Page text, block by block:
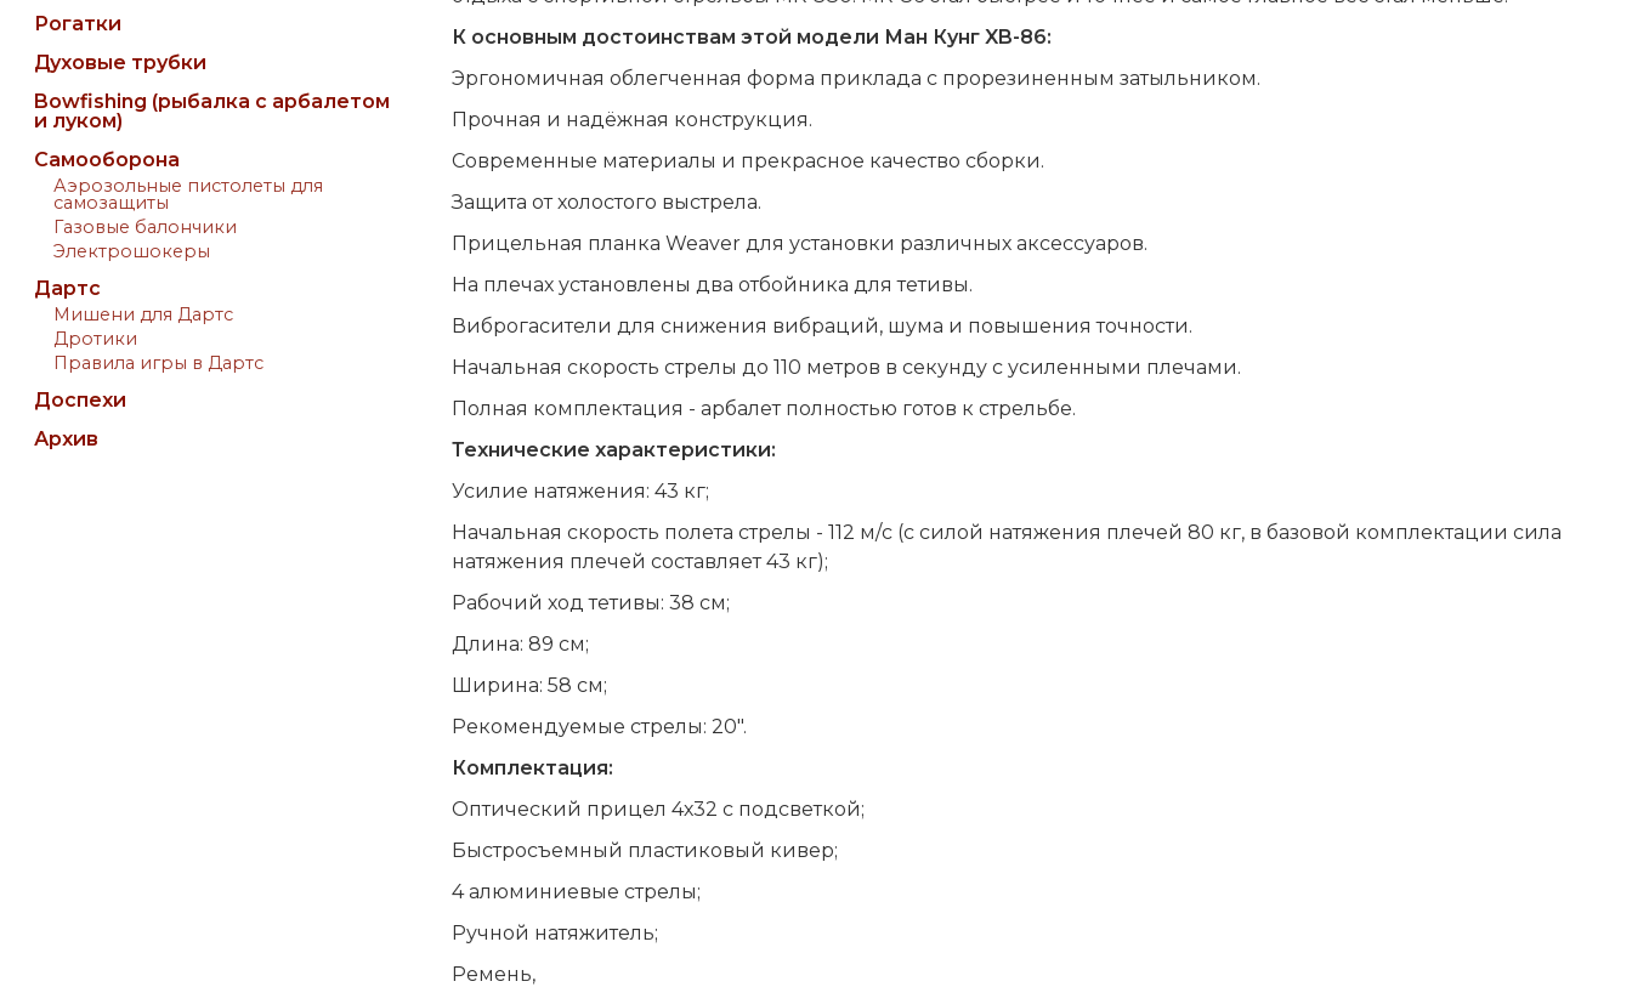
Рогатки
Духовые трубки
Bowfishing (рыбалка с арбалетом
и луком)
Самооборона
Аэрозольные пистолеты для
самозащиты
Газовые балончики
Электрошокеры
Дартс
Мишени для Дартс
Дротики
Правила игры в Дартс
Доспехи
Архив
К основным достоинствам этой модели Ман Кунг XB-86:
Эргономичная облегченная форма приклада с прорезиненным затыльником.
Прочная и надёжная конструкция.
Современные материалы и прекрасное качество сборки.
Защита от холостого выстрела.
Прицельная планка Weaver для установки различных аксессуаров.
На плечах установлены два отбойника для тетивы.
Виброгасители для снижения вибраций, шума и повышения точности.
Начальная скорость стрелы до 110 метров в секунду с усиленными плечами.
Полная комплектация - арбалет полностью готов к стрельбе.
Технические характеристики:
Усилие натяжения: 43 кг;
Начальная скорость полета стрелы - 112 м/с (с силой натяжения плечей 80 кг, в базовой комплектации сила
натяжения плечей составляет 43 кг);
Рабочий ход тетивы: 38 см;
Длина: 89 см;
Ширина: 58 см;
Рекомендуемые стрелы: 20".
Комплектация:
Оптический прицел 4х32 с подсветкой;
Быстросъемный пластиковый кивер;
4 алюминиевые стрелы;
Ручной натяжитель;
Ремень,